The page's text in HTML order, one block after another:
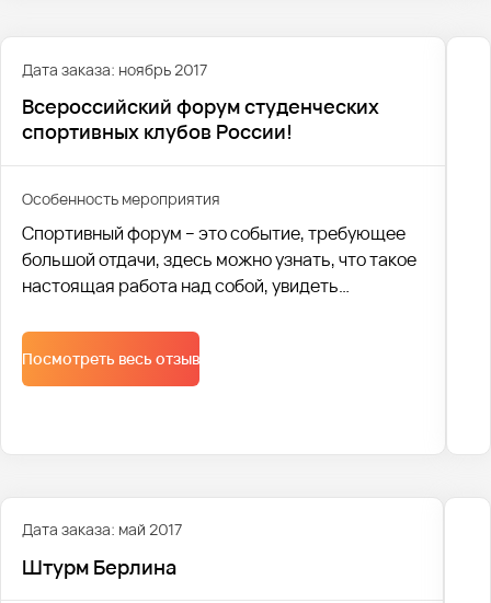
Дата заказа: ноябрь 2017
Всероссийский форум студенческих
спортивных клубов России!
Особенность мероприятия
Спортивный форум – это событие, требующее
большой отдачи, здесь можно узнать, что такое
настоящая работа над собой, увидеть
страхи.
Посмотреть весь отзыв
Дата заказа: май 2017
Штурм Берлина